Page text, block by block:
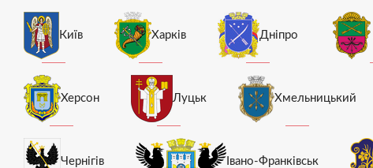
Київ Харків Дніпро
Херсон Луцьк Хмельницький
Чернігів Івано-Франківськ